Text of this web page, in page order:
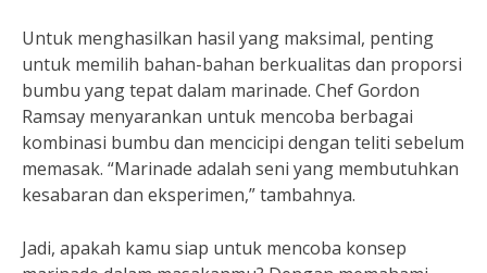
Untuk menghasilkan hasil yang maksimal, penting
untuk memilih bahan-bahan berkualitas dan proporsi
bumbu yang tepat dalam marinade. Chef Gordon
Ramsay menyarankan untuk mencoba berbagai
kombinasi bumbu dan mencicipi dengan teliti sebelum
memasak. “Marinade adalah seni yang membutuhkan
kesabaran dan eksperimen,” tambahnya.
Jadi, apakah kamu siap untuk mencoba konsep